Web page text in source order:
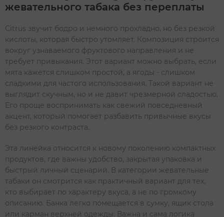
жевательного табака без переплаты
Citrus звучит бодро и немного прохладно, но без резкой
кислоты, которая быстро утомляет. Композиция строится
вокруг узнаваемого фруктового направления и не
требует привыкания. Этот вариант можно выбрать, если
мята кажется слишком простой, а ягоды - слишком
сладкими для частого использования. Такой вариант не
выглядит скучным, но и не давит чрезмерной сладостью.
Его проще воспринимать как свежий повседневный
акцент, который помогает разбавить привычные вкусы
без резкого контраста.
Эта линейка относится к новому поколению компактных
продуктов, где важны удобство, закрытая упаковка и
быстрый личный сценарий. В категории жевательные
табаки он смотрится как практичный вариант для тех,
кто выбирает по характеру вкуса, а не по громкому
описанию. Банка легко помещается в сумку, ящик стола
или карман верхней одежды. Важна и сама логика